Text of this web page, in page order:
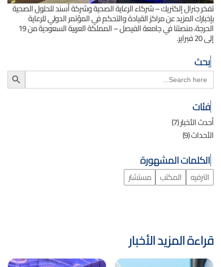
تفخر جنرال إلكتريك – شركاء الرعاية الصحية وشركة أسند للحلول الصحية
بإخبارك المزيد عن مراكز القيادة والتحكم في المؤتمر الدولي للرعاية
الحرجة، منصتنا في جامعة الفيصل – المملكة العربية السعودية من 19
إلى 20 فبراير.
بحث
Search
for:
Search Button
فئات
أحدث الأخبار(7)
الأحداث(9)
الكلمات المشهورة
الترفيه المكتب مستشار
قراءة المزيد الأخبار